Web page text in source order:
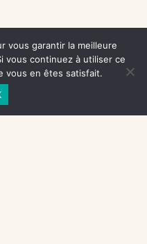
vous garantir la meilleure
vous continuez à utiliser ce
vous en êtes satisfait.